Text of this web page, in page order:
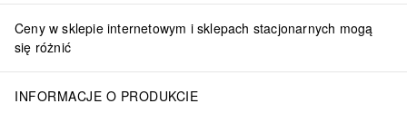
Ceny w sklepie internetowym i sklepach stacjonarnych mogą
się różnić
INFORMACJE O PRODUKCIE